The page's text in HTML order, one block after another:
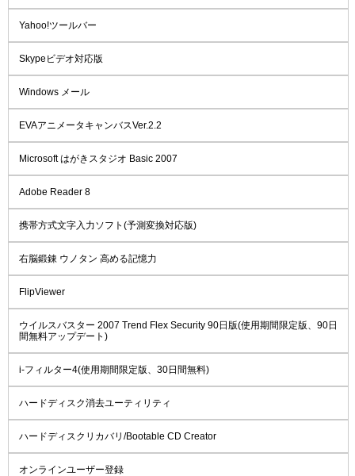
Yahoo!ツールバー
Skypeビデオ対応版
Windows メール
EVAアニメータキャンバスVer.2.2
Microsoft はがきスタジオ Basic 2007
Adobe Reader 8
携帯方式文字入力ソフト(予測変換対応版)
右脳鍛錬 ウノタン 高める記憶力
FlipViewer
ウイルスバスター 2007 Trend Flex Security 90日版(使用期間限定版、90日
間無料アップデート)
i-フィルター4(使用期間限定版、30日間無料)
ハードディスク消去ユーティリティ
ハードディスクリカバリ/Bootable CD Creator
オンラインユーザー登録